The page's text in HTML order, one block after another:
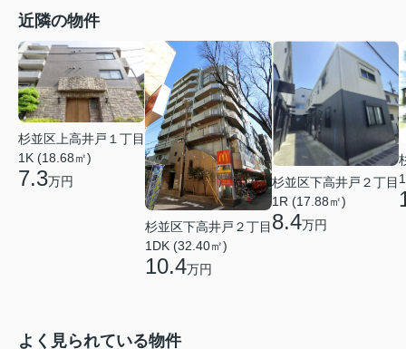
近隣の物件
杉並区上高井戸１丁目
1K (18.68㎡)
7.3万円
杉並区下高井戸２丁目
1DK (32.40㎡)
10.4万円
杉並区下高井戸２丁目
1R (17.88㎡)
8.4万円
よく見られている物件